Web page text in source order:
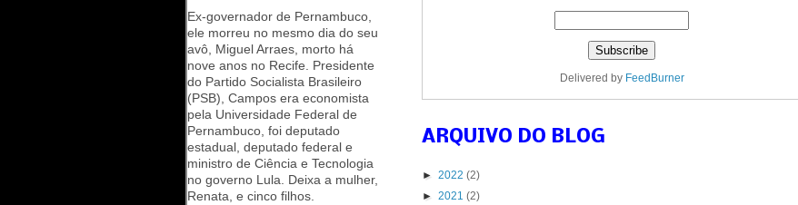
Ex-governador de Pernambuco,
ele morreu no mesmo dia do seu
avô, Miguel Arraes, morto há
nove anos no Recife. Presidente
do Partido Socialista Brasileiro
(PSB), Campos era economista
pela Universidade Federal de
Pernambuco, foi deputado
estadual, deputado federal e
ministro de Ciência e Tecnologia
no governo Lula. Deixa a mulher,
Renata, e cinco filhos.
Delivered by FeedBurner
ARQUIVO DO BLOG
► 2022 (2)
► 2021 (2)